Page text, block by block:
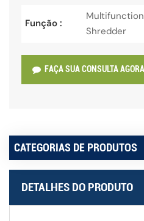
Função :
Shredder
FAÇA SUA CONSULTA AGORA
CATEGORIAS DE PRODUTOS
DETALHES DO PRODUTO